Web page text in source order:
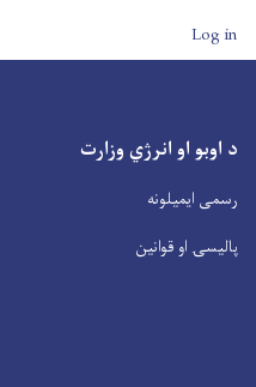
User account menu
Log in
د اوبو او انرژي وزارت
رسمی ایمیلونه
پالیسۍ او قوانین